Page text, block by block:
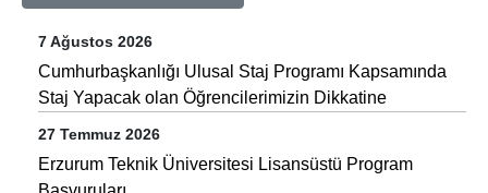
TOPLUMA KATKI
İLETIŞIM
7 Ağustos 2026
Cumhurbaşkanlığı Ulusal Staj Programı Kapsamında
Staj Yapacak olan Öğrencilerimizin Dikkatine
27 Temmuz 2026
Erzurum Teknik Üniversitesi Lisansüstü Program